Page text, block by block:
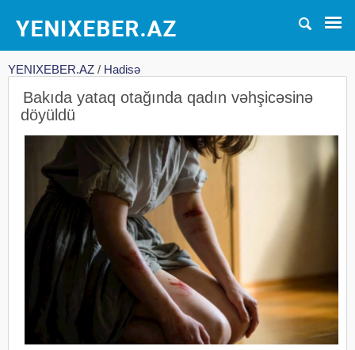
YENIXEBER.AZ / Hadisə
Bakıda yataq otağında qadın vəhşicəsinə
döyüldü